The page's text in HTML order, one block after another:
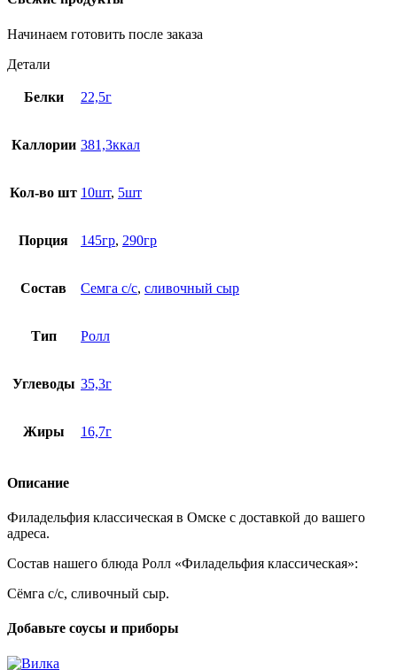
Начинаем готовить после заказа
Детали
Белки 22,5г
Каллории 381,3ккал
Кол-во шт 10шт, 5шт
Порция 145гр, 290гр
Состав Семга с/с, сливочный сыр
Тип Ролл
Углеводы 35,3г
Жиры 16,7г
Описание
Филадельфия классическая в Омске с доставкой до вашего
адреса.
Состав нашего блюда Ролл «Филадельфия классическая»:
Сёмга с/с, сливочный сыр.
Добавьте соусы и приборы